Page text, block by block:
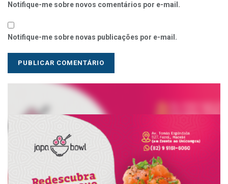
Notifique-me sobre novos comentários por e-mail.
Notifique-me sobre novas publicações por e-mail.